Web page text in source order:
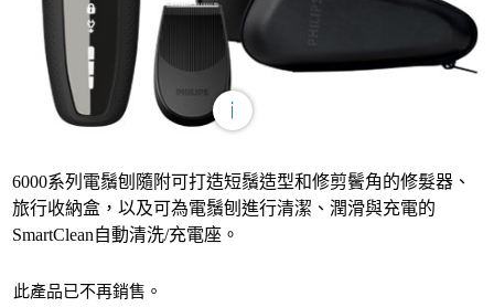
6000系列電鬚刨隨附可打造短鬚造型和修剪鬢角的修髮器、
旅行收納盒，以及可為電鬚刨進行清潔、潤滑與充電的
SmartClean自動清洗/充電座。
此產品已不再銷售。